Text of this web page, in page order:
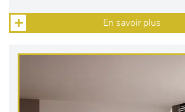
En savoir plus